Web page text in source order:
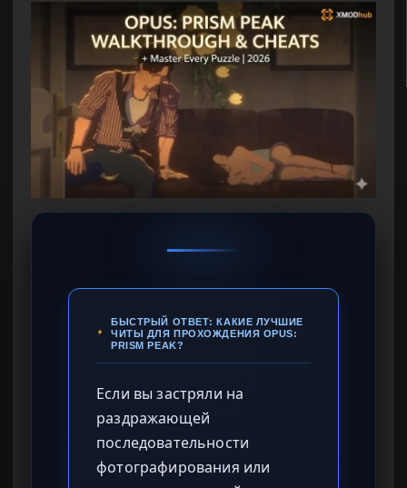
БЫСТРЫЙ ОТВЕТ: КАКИЕ ЛУЧШИЕ
ЧИТЫ ДЛЯ ПРОХОЖДЕНИЯ OPUS:
PRISM PEAK?
Если вы застряли на
раздражающей
последовательности
фотографирования или